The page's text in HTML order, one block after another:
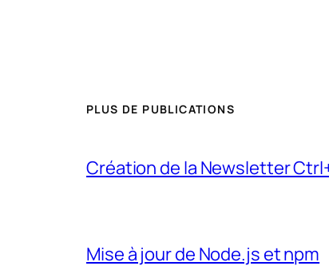
PLUS DE PUBLICATIONS
Création de la Newsletter
Mise à jour de Node.js et npm